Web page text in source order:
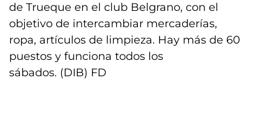
de Trueque en el club Belgrano, con el
objetivo de intercambiar mercaderías,
ropa, artículos de limpieza. Hay más de 60
puestos y funciona todos los
sábados. (DIB) FD